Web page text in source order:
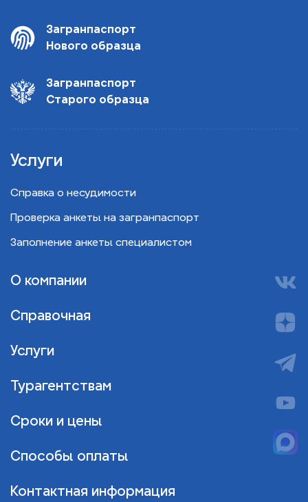
Загранпаспорт
Нового образца
Загранпаспорт
Старого образца
Услуги
Справка о несудимости
Проверка анкеты на загранпаспорт
Заполнение анкеты специалистом
О компании
Справочная
Услуги
Турагентствам
Сроки и цены
Способы оплаты
Контактная информация